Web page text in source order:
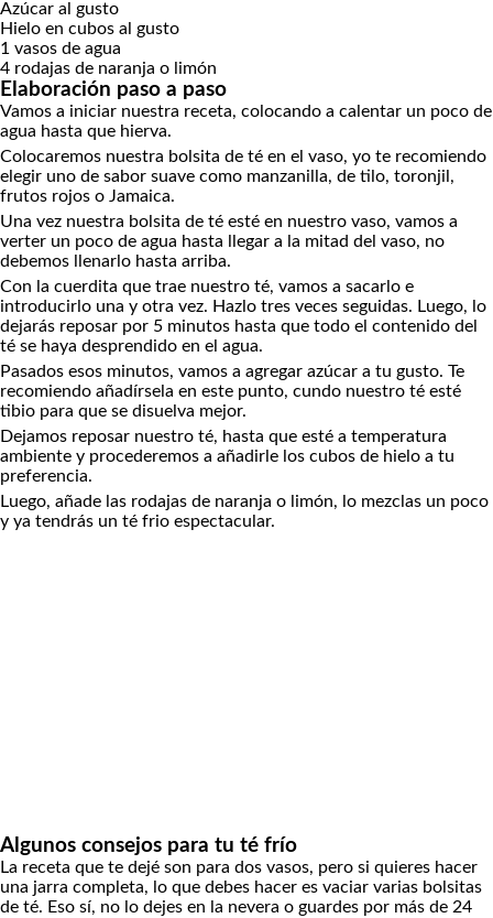
Azúcar al gusto
Hielo en cubos al gusto
1 vasos de agua
4 rodajas de naranja o limón
Elaboración paso a paso
Vamos a iniciar nuestra receta, colocando a calentar un poco de
agua hasta que hierva.
Colocaremos nuestra bolsita de té en el vaso, yo te recomiendo
elegir uno de sabor suave como manzanilla, de tilo, toronjil,
frutos rojos o Jamaica.
Una vez nuestra bolsita de té esté en nuestro vaso, vamos a
verter un poco de agua hasta llegar a la mitad del vaso, no
debemos llenarlo hasta arriba.
Con la cuerdita que trae nuestro té, vamos a sacarlo e
introducirlo una y otra vez. Hazlo tres veces seguidas. Luego, lo
dejarás reposar por 5 minutos hasta que todo el contenido del
té se haya desprendido en el agua.
Pasados esos minutos, vamos a agregar azúcar a tu gusto. Te
recomiendo añadírsela en este punto, cundo nuestro té esté
tibio para que se disuelva mejor.
Dejamos reposar nuestro té, hasta que esté a temperatura
ambiente y procederemos a añadirle los cubos de hielo a tu
preferencia.
Luego, añade las rodajas de naranja o limón, lo mezclas un poco
y ya tendrás un té frio espectacular.
Algunos consejos para tu té frío
La receta que te dejé son para dos vasos, pero si quieres hacer
una jarra completa, lo que debes hacer es vaciar varias bolsitas
de té. Eso sí, no lo dejes en la nevera o guardes por más de 24